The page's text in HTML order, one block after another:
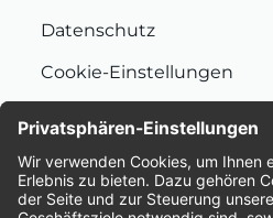
Datenschutz
Cookie-Einstellungen
Bewertungen